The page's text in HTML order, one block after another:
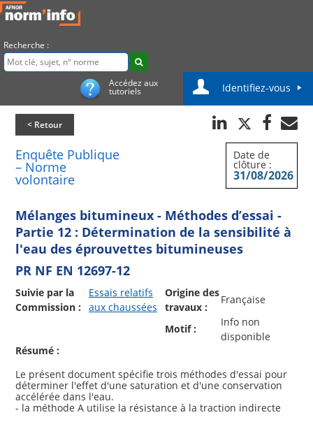
Recherche :
Accédez aux
tutoriels Identifiez-vous
< Retour
Enquête Publique
– Norme
volontaire
Date de
clôture :
31/08/2026
Mélanges bitumineux - Méthodes d’essai -
Partie 12 : Détermination de la sensibilité à
l'eau des éprouvettes bitumineuses
PR NF EN 12697-12
Suivie par la
Commission :
Essais relatifs
aux chaussées
Origine des
travaux :
Française
Motif :
Info non
disponible
Résumé :
Le présent document spécifie trois méthodes d'essai pour
déterminer l'effet d'une saturation et d'une conservation
accélérée dans l'eau.
- la méthode A utilise la résistance à la traction indirecte